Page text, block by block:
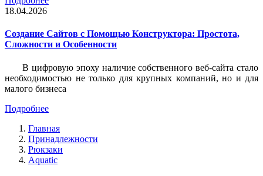
18.04.2026
Создание Сайтов с Помощью Конструктора: Простота,
Сложности и Особенности
В цифровую эпоху наличие собственного веб-сайта стало
необходимостью не только для крупных компаний, но и для
малого бизнеса
Подробнее
Главная
Принадлежности
Рюкзаки
Aquatic